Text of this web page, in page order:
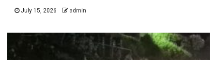
July 15, 2026 admin